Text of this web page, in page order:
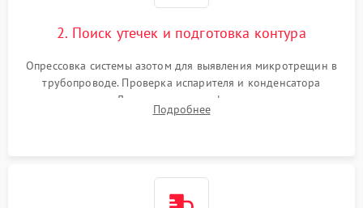
2. Поиск утечек и подготовка контура
Опрессовка системы азотом для выявления микротрещин в
трубопроводе. Проверка испарителя и конденсатора
течеискателем. Демонтаж старого фильтра-осушителя и
продувка капиллярной трубки для устранения засоров.
Подробнее